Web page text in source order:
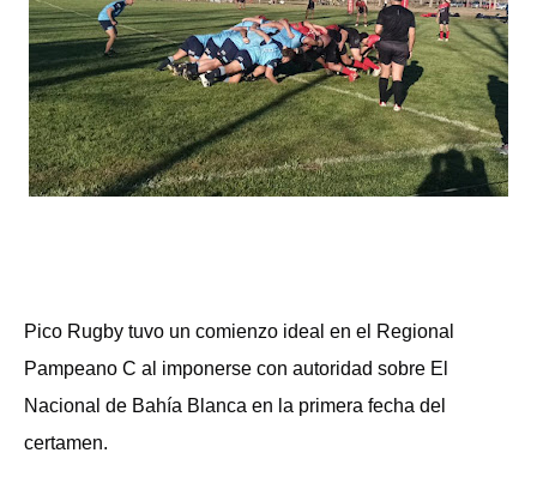
Pico Rugby tuvo un comienzo ideal en el Regional
Pampeano C al imponerse con autoridad sobre El
Nacional de Bahía Blanca en la primera fecha del
certamen.